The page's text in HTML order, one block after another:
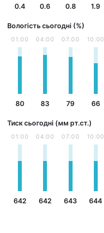
0.4 0.6 0.8 1.9
Вологість сьогодні (%)
01:00
80
04:00
83
07:00
79
10:00
66
Тиск сьогодні (мм рт.ст.)
01:00
642
04:00
642
07:00
643
10:00
644